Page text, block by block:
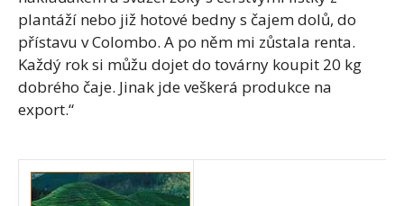
plantáží nebo již hotové bedny s čajem dolů, do
přístavu v Colombo. A po něm mi zůstala renta.
Každý rok si můžu dojet do továrny koupit 20 kg
dobrého čaje. Jinak jde veškerá produkce na
export.“